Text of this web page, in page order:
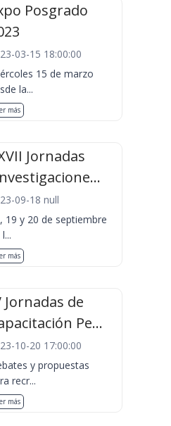
Posgrado
03-15 18:00:00
15 de marzo
la...
más
Jornadas
09-18 null
19 y 20 de septiembre
más
Jornadas de
Pe...
10-20 17:00:00
y propuestas
recr...
más